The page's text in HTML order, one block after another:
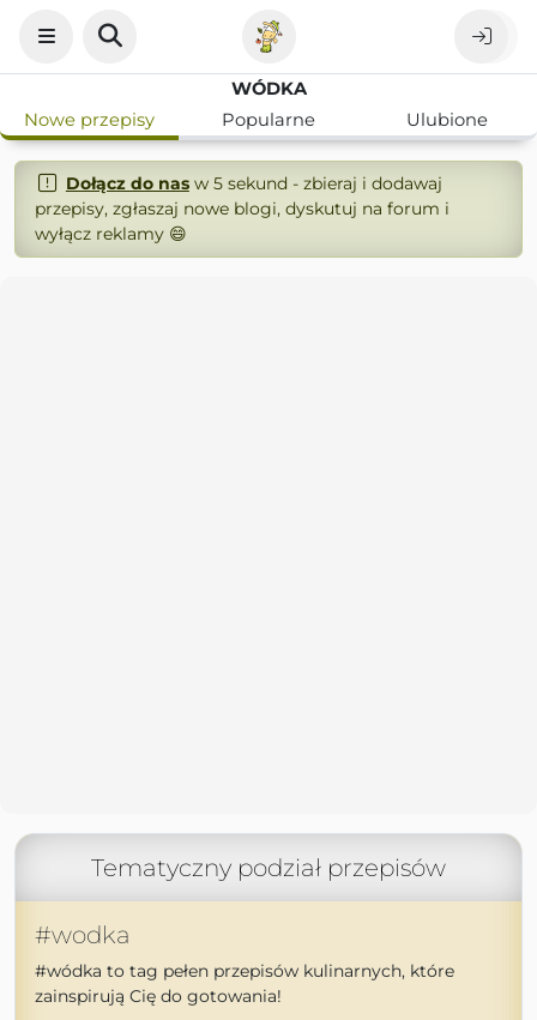
WÓDKA
Nowe przepisy
Popularne Ulubione
Dołącz do nasw 5 sekund - zbieraj i dodawaj
przepisy, zgłaszaj nowe blogi, dyskutuj na forum i
wyłącz reklamy 😄
Tematyczny podział przepisów
#wodka
#wódka to tag pełen przepisów kulinarnych, które
zainspirują Cię do gotowania!